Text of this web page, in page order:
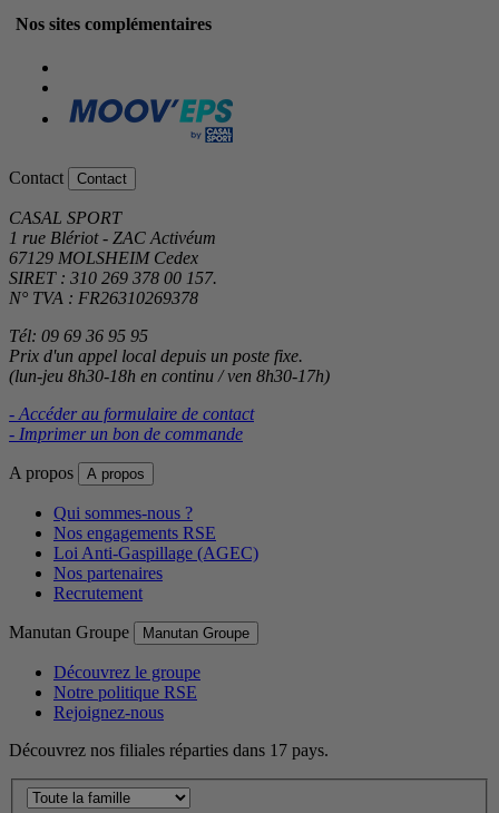
Nos sites complémentaires
Contact Contact
CASAL SPORT
1 rue Blériot - ZAC Activéum
67129 MOLSHEIM Cedex
SIRET : 310 269 378 00 157.
N° TVA : FR26310269378
Tél: 09 69 36 95 95
Prix d'un appel local depuis un poste fixe.
(lun-jeu 8h30-18h en continu / ven 8h30-17h)
- Accéder au formulaire de contact
- Imprimer un bon de commande
A propos A propos
Qui sommes-nous ?
Nos engagements RSE
Loi Anti-Gaspillage (AGEC)
Nos partenaires
Recrutement
Manutan Groupe Manutan Groupe
Découvrez le groupe
Notre politique RSE
Rejoignez-nous
Découvrez nos filiales réparties dans 17 pays.